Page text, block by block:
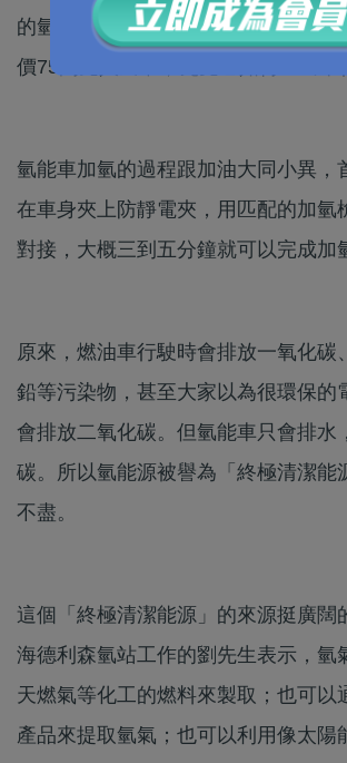
的氫能車，不用加油、不用充電，不
價75萬元人民幣，究竟它如何「出來
氫能車加氫的過程跟加油大同小異，
在車身夾上防靜電夾，用匹配的加氫
對接，大概三到五分鐘就可以完成加
原來，燃油車行駛時會排放一氧化碳
鉛等污染物，甚至大家以為很環保的
會排放二氧化碳。但氫能車只會排水
碳。所以氫能源被譽為「終極清潔能
不盡。
這個「終極清潔能源」的來源挺廣闊
海德利森氫站工作的劉先生表示，氫
天燃氣等化工的燃料來製取；也可以
產品來提取氫氣；也可以利用像太陽